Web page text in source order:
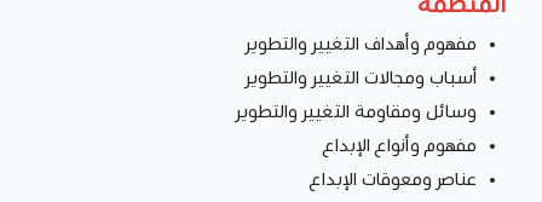
مفهوم وأهداف التغيير والتطوير
أسباب ومجالات التغيير والتطوير
وسائل ومقاومة التغيير والتطوير
مفهوم وأنواع الإبداع
عناصر ومعوقات الإبداع